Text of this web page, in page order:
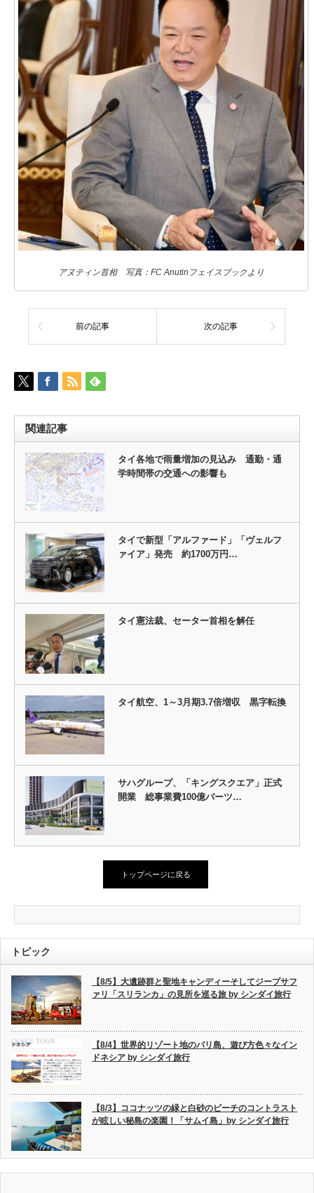
アヌティン首相 写真：FC Anutinフェイスブックより
前の記事 次の記事
関連記事
タイ各地で雨量増加の見込み 通勤・通
学時間帯の交通への影響も
タイで新型「アルファード」「ヴェルフ
ァイア」発売 約1700万円…
タイ憲法裁、セーター首相を解任
タイ航空、1～3月期3.7倍増収 黒字転換
サハグループ、「キングスクエア」正式
開業 総事業費100億バーツ…
トップページに戻る
トピック
【8/5】大遺跡群と聖地キャンディーそしてジープサフ
ァリ「スリランカ」の見所を巡る旅 by シンダイ旅行
【8/4】世界的リゾート地のバリ島、遊び方色々なイン
ドネシア by シンダイ旅行
【8/3】ココナッツの緑と白砂のビーチのコントラスト
が眩しい秘島の楽園！「サムイ島」by シンダイ旅行